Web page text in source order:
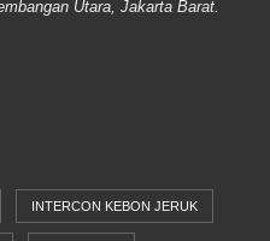
Utara, Jakarta Barat.
INTERCON KEBON JERUK